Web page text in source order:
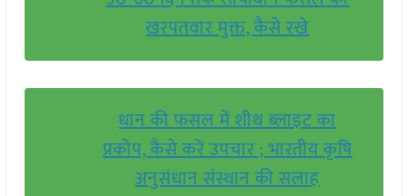
खरपतवार मुक्त, कैसे रखे
धान की फसल में शीथ ब्लाइट का
प्रकोप, कैसे करें उपचार ; भारतीय कृषि
अनुसंधान संस्थान की सलाह